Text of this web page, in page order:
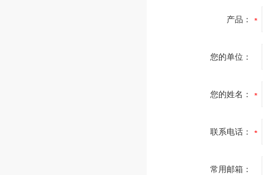
产品：
您的单位：
您的姓名：
联系电话：
常用邮箱：